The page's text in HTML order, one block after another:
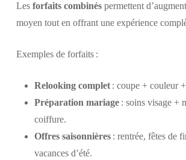
Les forfaits combinéspermettent
moyen tout en offrant une expérience
Exemples de forfaits :
Relooking complet: coupe + couleur
Préparation mariage: soins visage +
coiffure.
Offres saisonnières: rentrée, fêtes de
vacances d’été.